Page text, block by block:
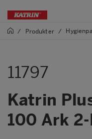
/ Produkter /
11797
Katrin
100 Ark